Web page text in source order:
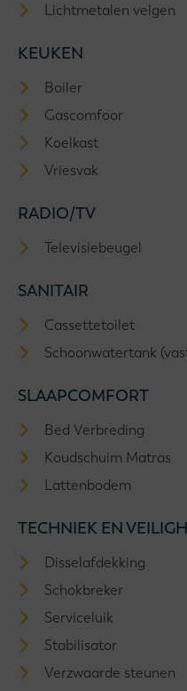
Lichtmetalen velgen
KEUKEN
Boiler
Gascomfoor
Koelkast
Vriesvak
RADIO/TV
Televisiebeugel
SANITAIR
Cassettetoilet
Schoonwatertank
SLAAPCOMFORT
Bed Verbreding
Koudschuim Matras
Lattenbodem
TECHNIEK EN
Disselafdekking
Schokbreker
Serviceluik
Stabilisator
Verzwaarde steunen